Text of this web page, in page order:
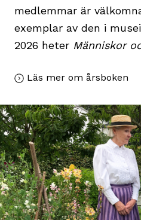
medlemmar är
exemplar av den i
2026 heter Människor
Läs mer om årsboken